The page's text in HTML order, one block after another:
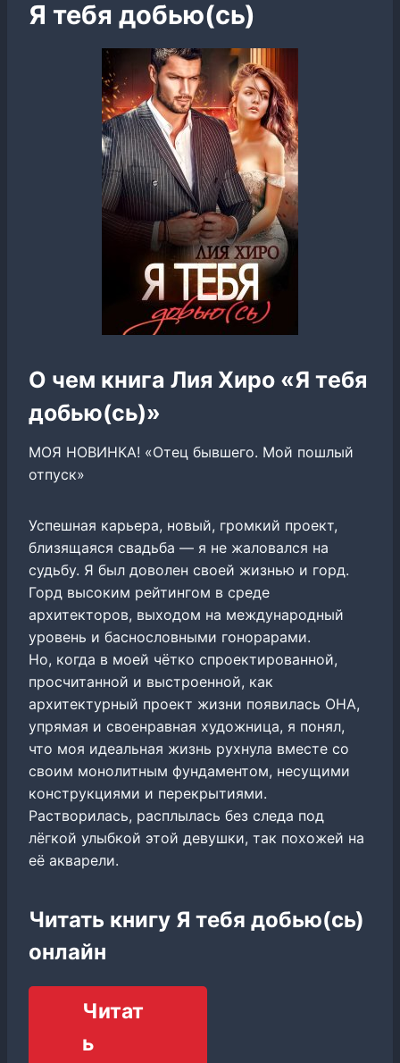
Я тебя добью(сь)
О чем книга Лия Хиро «Я тебя
добью(сь)»
МОЯ НОВИНКА! «Отец бывшего. Мой пошлый
отпуск»
Успешная карьера, новый, громкий проект,
близящаяся свадьба — я не жаловался на
судьбу. Я был доволен своей жизнью и горд.
Горд высоким рейтингом в среде
архитекторов, выходом на международный
уровень и баснословными гонорарами.
Но, когда в моей чётко спроектированной,
просчитанной и выстроенной, как
архитектурный проект жизни появилась ОНА,
упрямая и своенравная художница, я понял,
что моя идеальная жизнь рухнула вместе со
своим монолитным фундаментом, несущими
конструкциями и перекрытиями.
Растворилась, расплылась без следа под
лёгкой улыбкой этой девушки, так похожей на
её акварели.
Читать книгу Я тебя добью(сь)
онлайн
Читат
ь